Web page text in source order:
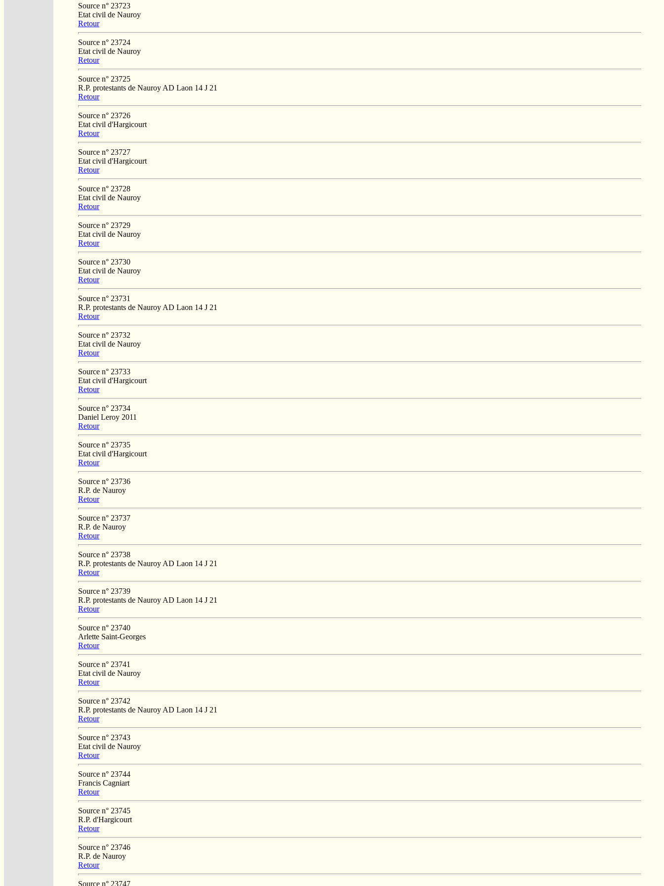
Source n° 23723
Etat civil de Nauroy
Retour
Source n° 23724
Etat civil de Nauroy
Retour
Source n° 23725
R.P. protestants de Nauroy AD Laon 14 J 21
Retour
Source n° 23726
Etat civil d'Hargicourt
Retour
Source n° 23727
Etat civil d'Hargicourt
Retour
Source n° 23728
Etat civil de Nauroy
Retour
Source n° 23729
Etat civil de Nauroy
Retour
Source n° 23730
Etat civil de Nauroy
Retour
Source n° 23731
R.P. protestants de Nauroy AD Laon 14 J 21
Retour
Source n° 23732
Etat civil de Nauroy
Retour
Source n° 23733
Etat civil d'Hargicourt
Retour
Source n° 23734
Daniel Leroy 2011
Retour
Source n° 23735
Etat civil d'Hargicourt
Retour
Source n° 23736
R.P. de Nauroy
Retour
Source n° 23737
R.P. de Nauroy
Retour
Source n° 23738
R.P. protestants de Nauroy AD Laon 14 J 21
Retour
Source n° 23739
R.P. protestants de Nauroy AD Laon 14 J 21
Retour
Source n° 23740
Arlette Saint-Georges
Retour
Source n° 23741
Etat civil de Nauroy
Retour
Source n° 23742
R.P. protestants de Nauroy AD Laon 14 J 21
Retour
Source n° 23743
Etat civil de Nauroy
Retour
Source n° 23744
Francis Cagniart
Retour
Source n° 23745
R.P. d'Hargicourt
Retour
Source n° 23746
R.P. de Nauroy
Retour
Source n° 23747